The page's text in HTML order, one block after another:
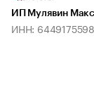
ИП Мулявин
ИНН: